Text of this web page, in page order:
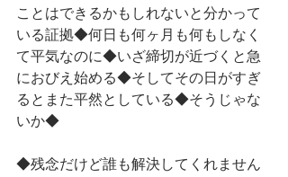
ことはできるかもしれないと分かって
いる証拠◆何日も何ヶ月も何もしなく
て平気なのに◆いざ締切が近づくと急
におびえ始める◆そしてその日がすぎ
るとまた平然としている◆そうじゃな
いか◆
◆残念だけど誰も解決してくれません